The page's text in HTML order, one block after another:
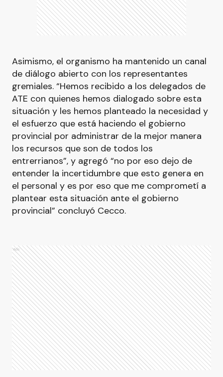
Asimismo, el organismo ha mantenido un canal
de diálogo abierto con los representantes
gremiales. “Hemos recibido a los delegados de
ATE con quienes hemos dialogado sobre esta
situación y les hemos planteado la necesidad y
el esfuerzo que está haciendo el gobierno
provincial por administrar de la mejor manera
los recursos que son de todos los
entrerrianos”, y agregó “no por eso dejo de
entender la incertidumbre que esto genera en
el personal y es por eso que me comprometí a
plantear esta situación ante el gobierno
provincial” concluyó Cecco.
Ads